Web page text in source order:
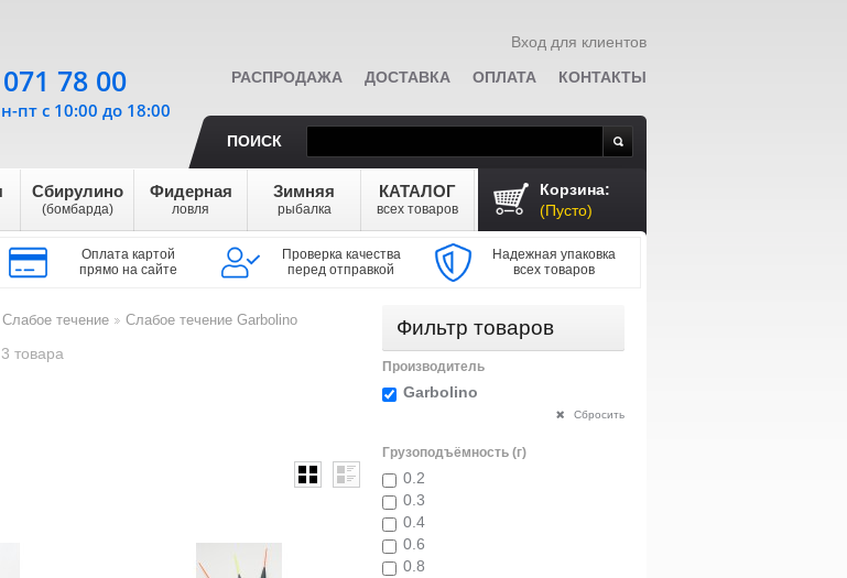
Вход для клиентов
Корзина:
(Пусто)
РАСПРОДАЖА ДОСТАВКА ОПЛАТА КОНТАКТЫ
ПОИСК
Сбирулино
(бомбарда)
Фидерная
ловля
Зимняя
рыбалка
КАТАЛОГ
всех товаров
Оплата картой
прямо на сайте
Проверка качества
перед отправкой
Надежная упаковка
всех товаров
78 00
пт с 10:00 до 18:00
Слабое течение
Слабое течение Garbolino
3 товара
Фильтр товаров
Производитель
Garbolino
Сбросить
Грузоподъёмность (г)
0.2
0.3
0.4
0.6
0.8